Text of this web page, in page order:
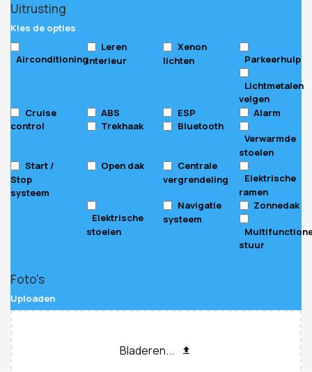
Uitrusting
Kies de opties
Airconditioning
Leren
interieur
Xenon
lichten
Parkeerhulp
Lichtmetalen
velgen
Cruise
control
ABS ESP
Alarm
Trekhaak
Bluetooth
Verwarmde
stoelen
Start /
Stop
systeem
Open dak
Centrale
vergrendeling
Elektrische
ramen
Elektrische
stoelen
Navigatie
systeem
Zonnedak
stuur
Foto's
Uploaden
Bladeren...